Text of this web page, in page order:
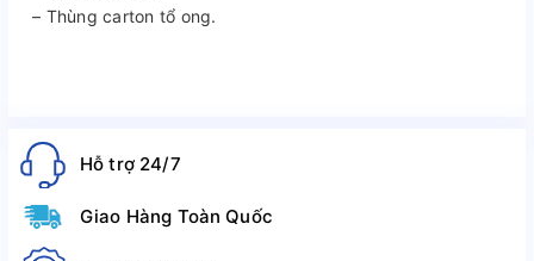
– Thùng carton tổ ong.
Hỗ trợ 24/7
Giao Hàng Toàn Quốc